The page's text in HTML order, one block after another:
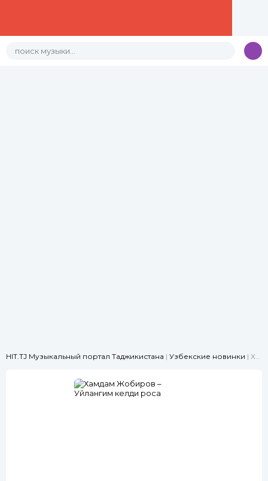
HIT.TJ Музыкальный портал Таджикистана | Узбекские новинки | Хамдам Жобиров – Уйлангим келди роса